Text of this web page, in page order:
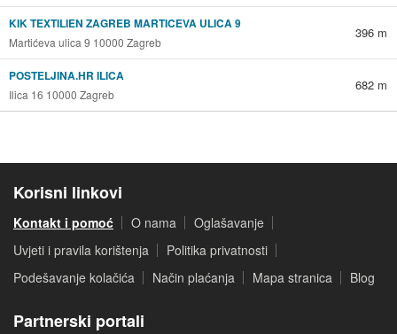
KIK TEXTILIEN ZAGREB MARTICEVA ULICA 9
Martićeva ulica 9 10000 Zagreb
396 m
POSTELJINA.HR ILICA
Ilica 16 10000 Zagreb
682 m
Korisni linkovi
Kontakt i pomoć O nama
Oglašavanje
Uvjeti i pravila korištenja
Politika privatnosti
Podešavanje kolačića
Način plaćanja Mapa stranica Blog
Partnerski portali